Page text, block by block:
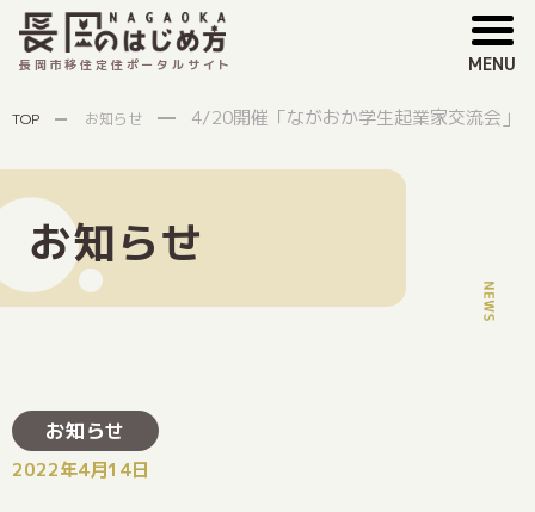
長岡市移住定住ポータルサイト MENU
TOP お知らせ 4/20開催「ながおか学生起業家交流会」
お知らせ
お知らせ
2022年4月14日